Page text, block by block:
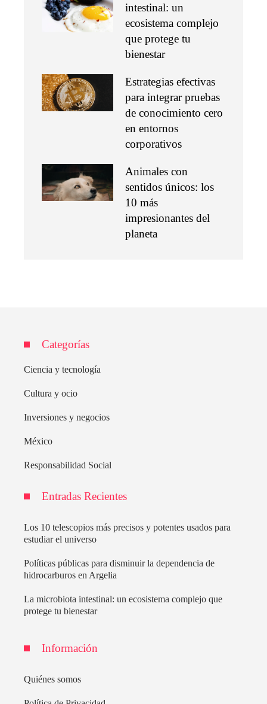
intestinal: un
ecosistema complejo
que protege tu
bienestar
Estrategias efectivas
para integrar pruebas
de conocimiento cero
en entornos
corporativos
Animales con
sentidos únicos: los
10 más
impresionantes del
planeta
Categorías
Ciencia y tecnología
Cultura y ocio
Inversiones y negocios
México
Responsabilidad Social
Entradas Recientes
Los 10 telescopios más precisos y potentes usados para
estudiar el universo
Políticas públicas para disminuir la dependencia de
hidrocarburos en Argelia
La microbiota intestinal: un ecosistema complejo que
protege tu bienestar
Información
Quiénes somos